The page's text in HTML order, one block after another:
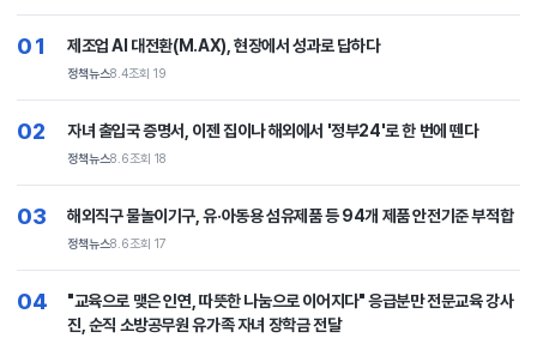
01 제조업 AI 대전환(M.AX), 현장에서 성과로 답하다
정책뉴스8.4조회 19
02 자녀 출입국 증명서, 이젠 집이나 해외에서 '정부24'로 한 번에 뗀다
정책뉴스8.6조회 18
03 해외직구 물놀이기구, 유·아동용 섬유제품 등 94개 제품 안전기준 부적합
정책뉴스8.6조회 17
04
"교육으로 맺은 인연, 따뜻한 나눔으로 이어지다" 응급분만 전문교육 강사
진, 순직 소방공무원 유가족 자녀 장학금 전달